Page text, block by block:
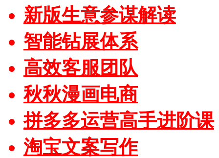
新版生意参谋解读
智能钻展体系
高效客服团队
秋秋漫画电商
拼多多运营高手进阶课
淘宝文案写作